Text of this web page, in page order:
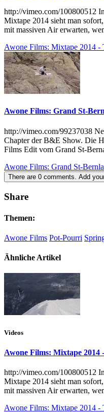
http://vimeo.com/100800512
Mixtape 2014 sieht man
mit massiven Air erwarten,
Awone Films: Mixtape 2014 -
Awone Films: Grand St-
http://vimeo.com/99237038
Chapter der B&E Show. Die
Films Edit vom Grand St-
Awone Films: Grand St-
There are 0 comments. Add
Share
Themen:
Awone Films Pot-Pourri
Ähnliche Artikel
Videos
Awone Films: Mixtape 2014
http://vimeo.com/100800512
Mixtape 2014 sieht man
mit massiven Air erwarten,
Awone Films: Mixtape 2014 -